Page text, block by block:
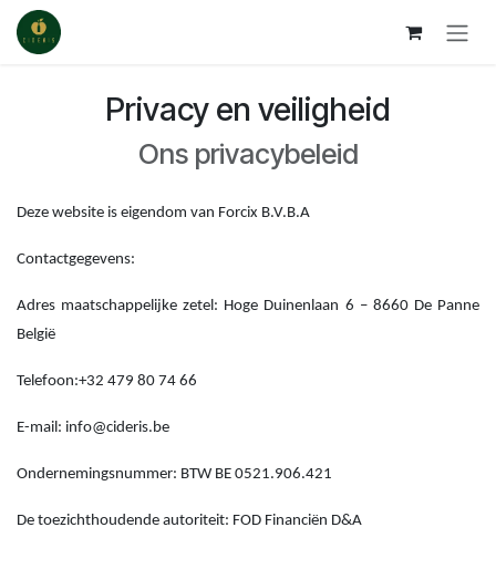
Se rendre au contenu
Privacy en veiligheid
Ons privacybeleid
Deze website is eigendom van Forcix B.V.B.A
Contactgegevens:
Adres maatschappelijke zetel: Hoge Duinenlaan 6 – 8660 De Panne
België
Telefoon:+32 479 80 74 66
E-mail: info@cideris.be
Ondernemingsnummer: BTW BE 0521.906.421
De toezichthoudende autoriteit: FOD Financiën D&A